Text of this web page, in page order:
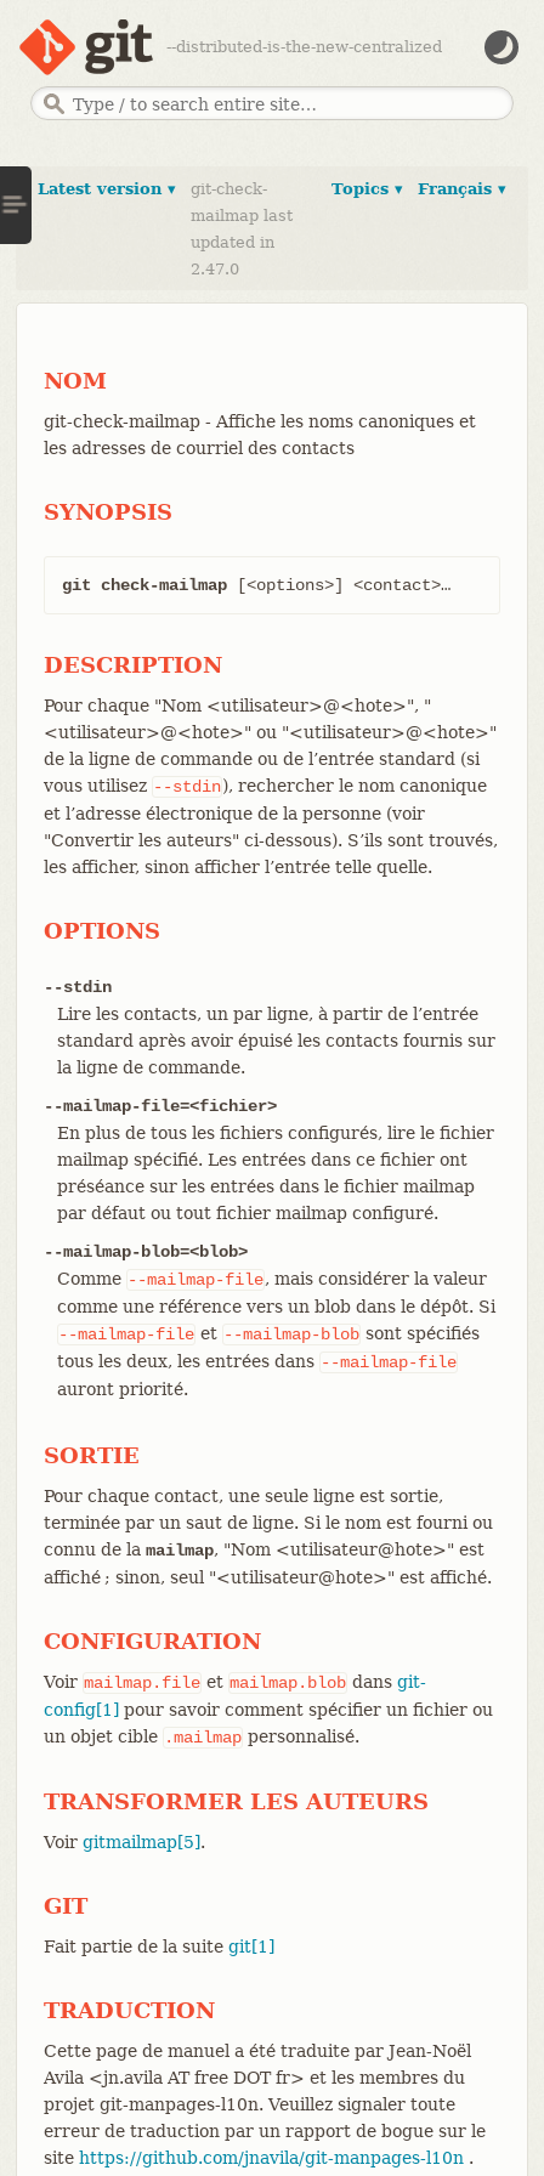
--distributed-is-the-new-centralized
Français ▾
Topics ▾
Latest version ▾
git-check-
mailmap last
updated in
2.47.0
NOM
git-check-mailmap - Affiche les noms canoniques et
les adresses de courriel des contacts
SYNOPSIS
git check-mailmap [<options>] <contact>…​
DESCRIPTION
Pour chaque "Nom <utilisateur>@<hote>", "
<utilisateur>@<hote>" ou "<utilisateur>@<hote>"
de la ligne de commande ou de l’entrée standard (si
vous utilisez --stdin), rechercher le nom canonique
et l’adresse électronique de la personne (voir
"Convertir les auteurs" ci-dessous). S’ils sont trouvés,
les afficher, sinon afficher l’entrée telle quelle.
OPTIONS
--stdin
Lire les contacts, un par ligne, à partir de l’entrée
standard après avoir épuisé les contacts fournis sur
la ligne de commande.
--mailmap-file=<fichier>
En plus de tous les fichiers configurés, lire le fichier
mailmap spécifié. Les entrées dans ce fichier ont
préséance sur les entrées dans le fichier mailmap
par défaut ou tout fichier mailmap configuré.
--mailmap-blob=<blob>
Comme --mailmap-file, mais considérer la valeur
comme une référence vers un blob dans le dépôt. Si
--mailmap-file et --mailmap-blob sont spécifiés
tous les deux, les entrées dans --mailmap-file
auront priorité.
SORTIE
Pour chaque contact, une seule ligne est sortie,
terminée par un saut de ligne. Si le nom est fourni ou
connu de la mailmap, "Nom <utilisateur@hote>" est
affiché ; sinon, seul "<utilisateur@hote>" est affiché.
CONFIGURATION
Voir mailmap.file et mailmap.blob dans git-
config[1] pour savoir comment spécifier un fichier ou
un objet cible .mailmap personnalisé.
TRANSFORMER LES AUTEURS
Voir gitmailmap[5].
GIT
Fait partie de la suite git[1]
TRADUCTION
Cette page de manuel a été traduite par Jean-Noël
Avila <jn.avila AT free DOT fr> et les membres du
projet git-manpages-l10n. Veuillez signaler toute
erreur de traduction par un rapport de bogue sur le
site https://github.com/jnavila/git-manpages-l10n .